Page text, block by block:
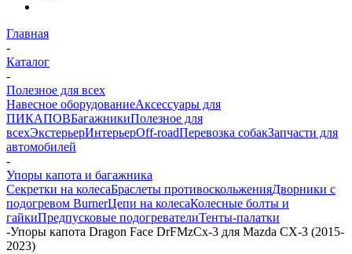
Главная
-
Каталог
-
Полезное для всех
Навесное оборудованиеАксессуары для
ПИКАПОВБагажникиПолезное для
всехЭкстерьерИнтерьерOff-roadПеревозка собакЗапчасти для
автомобилей
-
Упоры капота и багажника
Секретки на колесаБраслеты противоскольженияДворники с
подогревом BurnerЦепи на колесаКолесные болты и
гайкиПредпусковые подогревателиТенты-палатки
-Упоры капота Dragon Face DrFMzCx-3 для Mazda CX-3 (2015-
2023)